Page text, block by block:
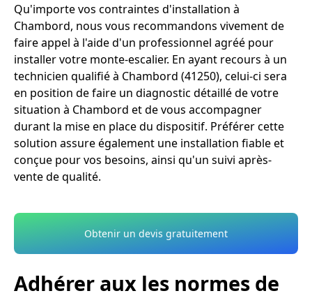
Qu'importe vos contraintes d'installation à
Chambord, nous vous recommandons vivement de
faire appel à l'aide d'un professionnel agréé pour
installer votre monte-escalier. En ayant recours à un
technicien qualifié à Chambord (41250), celui-ci sera
en position de faire un diagnostic détaillé de votre
situation à Chambord et de vous accompagner
durant la mise en place du dispositif. Préférer cette
solution assure également une installation fiable et
conçue pour vos besoins, ainsi qu'un suivi après-
vente de qualité.
Obtenir un devis gratuitement
Adhérer aux les normes de